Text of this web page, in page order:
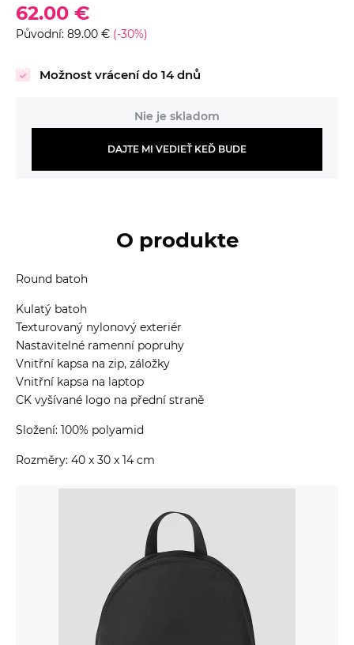
62.00 €
Původní: 89.00 € (-30%)
Možnost vrácení do 14 dnů
Nie je skladom
DAJTE MI VEDIEŤ KEĎ BUDE
O produkte
Round batoh
Kulatý batoh
Texturovaný nylonový exteriér
Nastavitelné ramenní popruhy
Vnitřní kapsa na zip, záložky
Vnitřní kapsa na laptop
CK vyšívané logo na přední straně
Složení: 100% polyamid
Rozměry: 40 x 30 x 14 cm